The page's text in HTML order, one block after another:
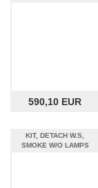
590,10 EUR
KIT, DETACH W.S,
SMOKE W/O LAMPS